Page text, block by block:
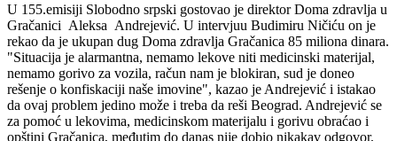
U 155.emisiji Slobodno srpski gostovao je direktor Doma zdravlja u
Gračanici Aleksa Andrejević. U intervjuu Budimiru Ničiću on je
rekao da je ukupan dug Doma zdravlja Gračanica 85 miliona dinara.
"Situacija je alarmantna, nemamo lekove niti medicinski materijal,
nemamo gorivo za vozila, račun nam je blokiran, sud je doneo
rešenje o konfiskaciji naše imovine", kazao je Andrejević i istakao
da ovaj problem jedino može i treba da reši Beograd. Andrejević se
za pomoć u lekovima, medicinskom materijalu i gorivu obraćao i
opštini Gračanica, međutim do danas nije dobio nikakav odgovor.